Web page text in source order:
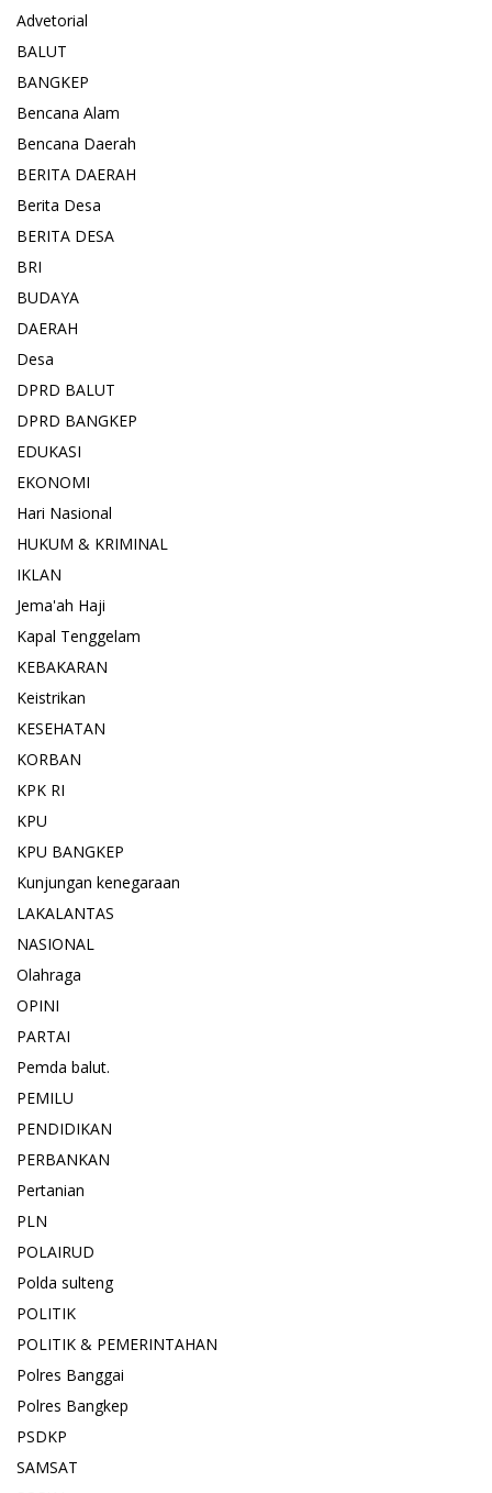
Advetorial
BALUT
BANGKEP
Bencana Alam
Bencana Daerah
BERITA DAERAH
Berita Desa
BERITA DESA
BRI
BUDAYA
DAERAH
Desa
DPRD BALUT
DPRD BANGKEP
EDUKASI
EKONOMI
Hari Nasional
HUKUM & KRIMINAL
IKLAN
Jema'ah Haji
Kapal Tenggelam
KEBAKARAN
Keistrikan
KESEHATAN
KORBAN
KPK RI
KPU
KPU BANGKEP
Kunjungan kenegaraan
LAKALANTAS
NASIONAL
Olahraga
OPINI
PARTAI
Pemda balut.
PEMILU
PENDIDIKAN
PERBANKAN
Pertanian
PLN
POLAIRUD
Polda sulteng
POLITIK
POLITIK & PEMERINTAHAN
Polres Banggai
Polres Bangkep
PSDKP
SAMSAT